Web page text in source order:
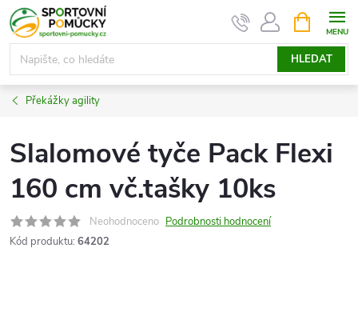
Přejít
na
obsah
HLEDAT
NÁKUPNÍ
KOŠÍK
Překážky agility
Slalomové tyče Pack Flexi
160 cm vč.tašky 10ks
Neohodnoceno Podrobnosti hodnocení
Kód produktu: 64202